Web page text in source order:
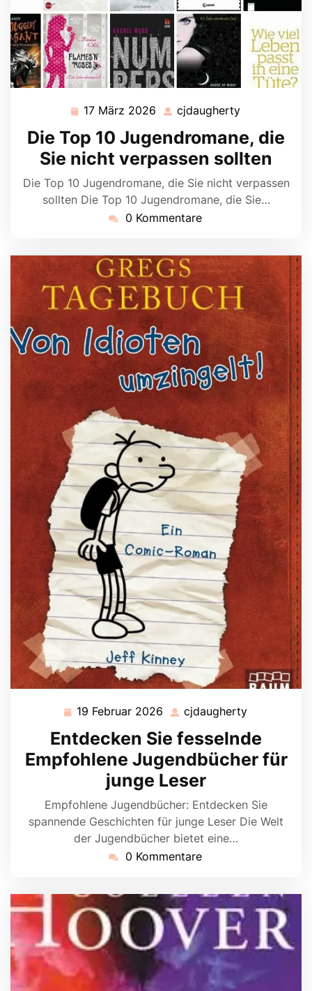
17 März 2026 17
März
2026
cjdaugherty
Die Top 10 Jugendromane, die
Sie nicht verpassen sollten
Die Top 10 Jugendromane, die Sie nicht verpassen
sollten Die Top 10 Jugendromane, die Sie…
0 Kommentare
19 Februar 2026 19
Februar
2026
cjdaugherty
Entdecken Sie fesselnde
Empfohlene Jugendbücher für
junge Leser
Empfohlene Jugendbücher: Entdecken Sie
spannende Geschichten für junge Leser Die Welt
der Jugendbücher bietet eine…
0 Kommentare